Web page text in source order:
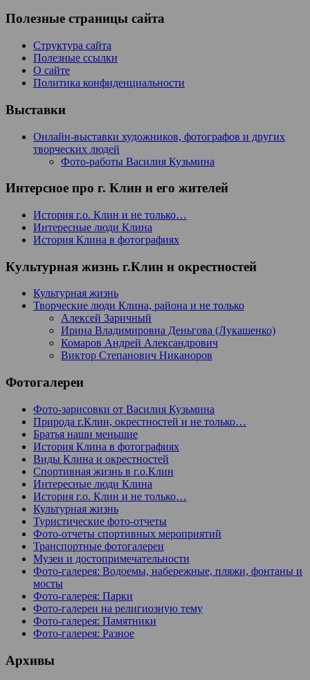
Полезные страницы сайта
Структура сайта
Полезные ссылки
О сайте
Политика конфиденциальности
Выставки
Онлайн-выставки художников, фотографов и других
творческих людей
Фото-работы Василия Кузьмина
Интерсное про г. Клин и его жителей
История г.о. Клин и не только…
Интересные люди Клина
История Клина в фотографиях
Культурная жизнь г.Клин и окрестностей
Культурная жизнь
Творческие люди Клина, района и не только
Алексей Заричный
Ирина Владимировна Деньгова (Лукашенко)
Комаров Андрей Александрович
Виктор Степанович Никаноров
Фотогалереи
Фото-зарисовки от Василия Кузьмина
Природа г.Клин, окрестностей и не только…
Братья наши меньшие
История Клина в фотографиях
Виды Клина и окрестностей
Спортивная жизнь в г.о.Клин
Интересные люди Клина
История г.о. Клин и не только…
Культурная жизнь
Туристические фото-отчеты
Фото-отчеты спортивных мероприятий
Транспортные фотогалереи
Музеи и достопримечательности
Фото-галерея: Водоемы, набережные, пляжи, фонтаны и
мосты
Фото-галерея: Парки
Фото-галереи на религиозную тему
Фото-галерея: Памятники
Фото-галерея: Разное
Архивы